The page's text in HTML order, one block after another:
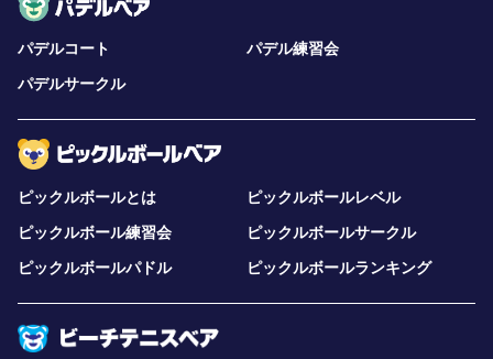
パデルコート
パデル練習会
パデルサークル
ピックルボールとは
ピックルボールレベル
ピックルボール練習会
ピックルボールサークル
ピックルボールパドル
ピックルボールランキング